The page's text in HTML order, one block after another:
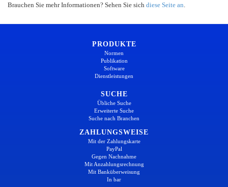
Brauchen Sie mehr Informationen? Sehen Sie sich diese Seite an
PRODUKTE
Normen
Publikation
Software
Dienstleistungen
SUCHE
Übliche Suche
Erweiterte Suche
Suche nach Branchen
ZAHLUNGSWEISE
Mit der Zahlungskarte
PayPal
Gegen Nachnahme
Mit Anzahlungsrechnung
Mit Banküberweisung
In bar